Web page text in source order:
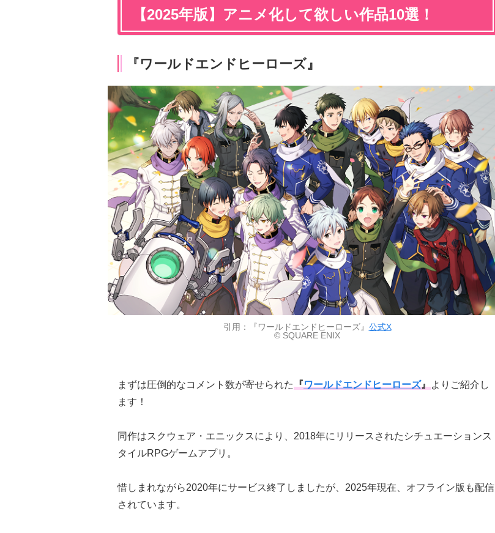
【2025年版】アニメ化して欲しい作品10選！
『ワールドエンドヒーローズ』
引用：『ワールドエンドヒーローズ』 公式X
© SQUARE ENIX
まずは圧倒的なコメント数が寄せられた『ワールドエンドヒーローズ』よりご紹介し
ます！
同作はスクウェア・エニックスにより、2018年にリリースされたシチュエーションス
タイルRPGゲームアプリ。
惜しまれながら2020年にサービス終了しましたが、2025年現在、オフライン版も配信
されています。